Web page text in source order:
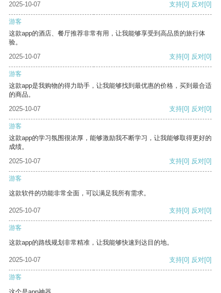
2025-10-07 支持[0] 反对[0]
游客
这款app的酒店、餐厅推荐非常有用，让我能够享受到高品质的旅行体
验。
2025-10-07
支持[0] 反对[0]
游客
这款app是我购物的得力助手，让我能够找到最优惠的价格，买到最合适
的商品。
2025-10-07
支持[0] 反对[0]
游客
这款app的学习氛围很浓厚，能够激励我不断学习，让我能够取得更好的
成绩。
2025-10-07
支持[0] 反对[0]
游客
这款软件的功能非常全面，可以满足我所有需求。
2025-10-07 支持[0] 反对[0]
游客
这款app的路线规划非常精准，让我能够快速到达目的地。
2025-10-07 支持[0] 反对[0]
游客